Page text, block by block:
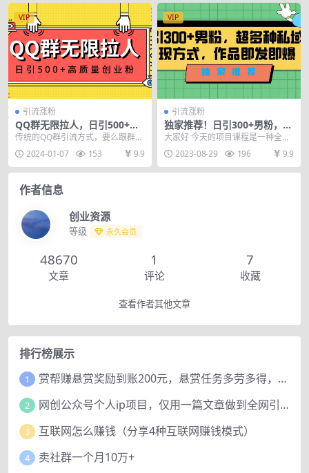
VIP
引流涨粉
QQ群无限拉人，日引500+创
业粉，快速引流建立私域群
传统的QQ群引流方式，要么跟群主
建立良好关系、要么经常在群里分
享干货、要么经常在...
2024-01-07 153 9.9
VIP
引流涨粉
独家推荐！日引300+男粉，超
多种私域变现方式，作品即发
即报
大家好 今天的项目课程是一种全新
的玩法，精准引流男粉，利用剪辑
软件剪映功能，新玩...
2023-08-29 196 9.9
作者信息
创业资源
等级 永久会员
48670
文章
1
评论
7
收藏
查看作者其他文章
排行榜展示
1 赏帮赚悬赏奖励到账200元，悬赏任务多劳多得，人人可做。
2 网创公众号个人ip项目，仅用一篇文章做到全网引流！
3 互联网怎么赚钱（分享4种互联网赚钱模式）
4 卖社群一个月10万+